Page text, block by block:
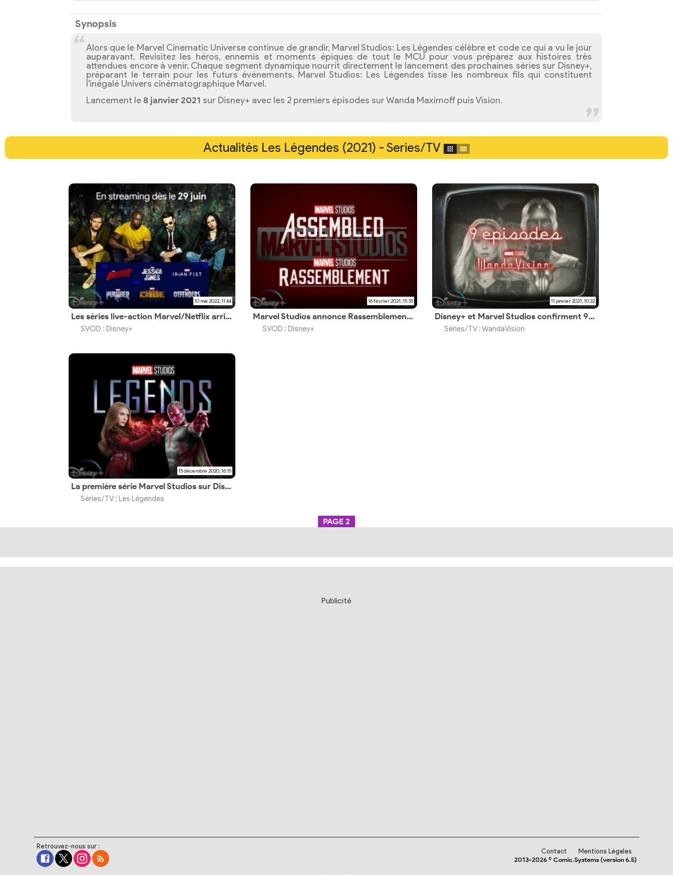
Synopsis
Alors que le Marvel Cinematic Universe continue de grandir, Marvel Studios: Les Légendes célèbre et code ce qui a vu le jour
auparavant. Revisitez les héros, ennemis et moments épiques de tout le MCU pour vous préparez aux histoires très
attendues encore à venir. Chaque segment dynamique nourrit directement le lancement des prochaines séries sur Disney+,
préparant le terrain pour les futurs événements. Marvel Studios: Les Légendes tisse les nombreux fils qui constituent
l'inégalé Univers cinématographique Marvel.
Lancement le8 janvier 2021 sur Disney+ avec les 2 premiers épisodes sur Wanda Maximoff puis Vision.
Actualités Les Légendes (2021) - Series/TV
10 mai 2022, 11:44
Les séries live-action Marvel/Netflix arrivent le 29 juin en France
SVOD : Disney+
16 février 2021, 15:35
Marvel Studios annonce Rassemblement, une série documentaire sur le MCU
SVOD : Disney+
11 janvier 2021, 10:32
Disney+ et Marvel Studios confirment 9 épisodes
Séries/TV : WandaVision
15 décembre 2020, 16:15
La première série Marvel Studios sur Disney+ arrive le 8 janvier 2021
Séries/TV : Les Légendes
PAGE 2
Publicité
Retrouvez-nous sur :
Contact
Mentions Légales
2013-2026 © Comic.Systems (version 6.5)